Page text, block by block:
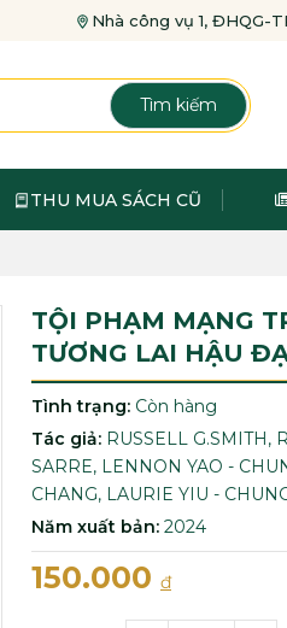
Nhà công vụ 1, ĐHQG-
Tìm kiếm
THU MUA SÁCH CŨ
TỘI PHẠM MẠNG
TƯƠNG LAI HẬU
Tình trạng: Còn hàng
Tác giả: RUSSELL G.SMITH,
SARRE, LENNON YAO -
CHANG, LAURIE YIU -
Năm xuất bản: 2024
150.000 đ